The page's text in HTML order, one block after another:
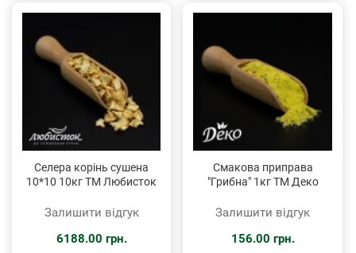
Селера корінь сушена
10*10 10кг ТМ Любисток
Залишити відгук
6188.00 грн.
Смакова приправа
"Грибна" 1кг ТМ Деко
Залишити відгук
156.00 грн.